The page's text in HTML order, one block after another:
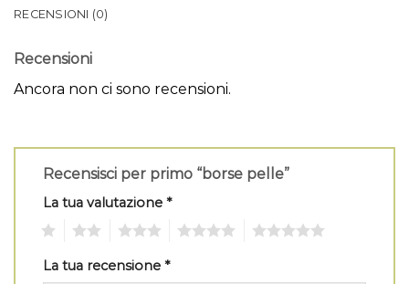
RECENSIONI (0)
Recensioni
Ancora non ci sono recensioni.
Recensisci per primo “borse pelle”
La tua valutazione *
La tua recensione *